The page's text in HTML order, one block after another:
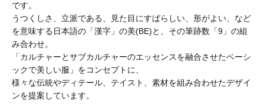
です。
うつくしさ、立派である、見た目にすばらしい、形がよい、など
を意味する日本語の「漢字」の美(BE)と、その筆跡数「9」の組
み合わせ。
「カルチャーとサブカルチャーのエッセンスを融合させたベーシ
ックで美しい服」をコンセプトに、
様々な伝統やディテール、テイスト、素材を組み合わせたデザイ
ンを提案しています。
BasShu
BEADED ACCESSORIES